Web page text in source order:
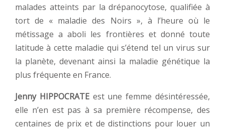
malades atteints par la drépanocytose, qualifiée à
tort de « maladie des Noirs », à l’heure où le
métissage a aboli les frontières et donné toute
latitude à cette maladie qui s’étend tel un virus sur
la planète, devenant ainsi la maladie génétique la
plus fréquente en France.
Jenny HIPPOCRATEest une femme désintéressée,
elle n’en est pas à sa première récompense, des
centaines de prix et de distinctions pour louer un